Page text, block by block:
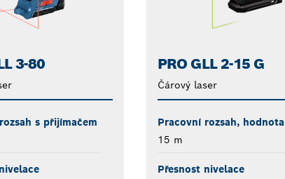
3-80
s přijímačem
PRO GLL 2-15 G
Čárový laser
Pracovní rozsah, hodnota
15 m
Přesnost nivelace